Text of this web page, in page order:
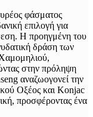
φάσματος
επιλογή για
Η προηγμένη του
δράση των
στην πρόληψη
αναζωογονεί την
Οξέος και Konjac
προσφέροντας ένα